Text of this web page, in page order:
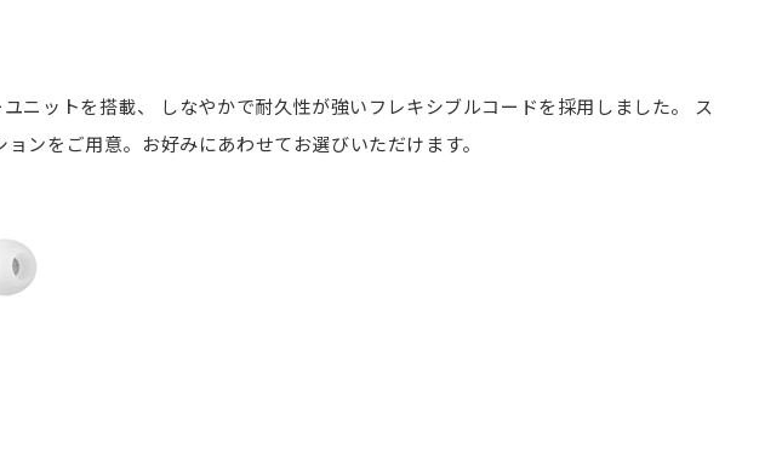
ットを搭載、 しなやかで耐久性が強いフレキシブルコードを採用しました。 ス
ンをご用意。お好みにあわせてお選びいただけます。